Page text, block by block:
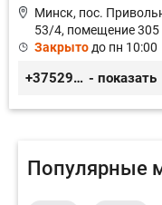
Минск, пос.
53/4, помещение 305
Закрыто до пн 10:00
+375296605852 - показать
Популярные